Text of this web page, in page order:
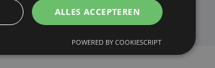
ALLES ACCEPTEREN
POWERED BY COOKIESCRIPT